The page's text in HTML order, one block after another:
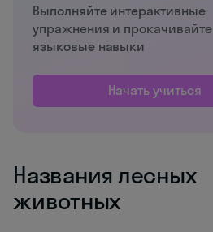
Выполняйте интерактивные
упражнения и прокачивайте
языковые навыки
Начать учиться
Названия лесных
животных